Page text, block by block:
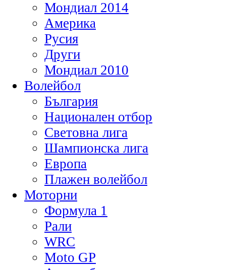
Мондиал 2014
Америка
Русия
Други
Мондиал 2010
Волейбол
България
Национален отбор
Световна лига
Шампионска лига
Европа
Плажен волейбол
Моторни
Формула 1
Рали
WRC
Moto GP